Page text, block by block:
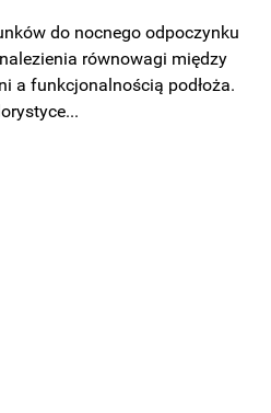
do nocnego odpoczynku
równowagi między
a funkcjonalnością podłoża.